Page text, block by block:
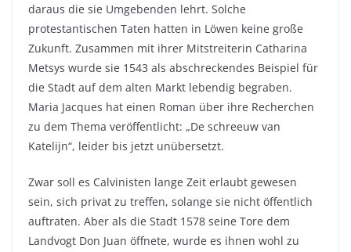
daraus die sie Umgebenden lehrt. Solche
protestantischen Taten hatten in Löwen keine große
Zukunft. Zusammen mit ihrer Mitstreiterin Catharina
Metsys wurde sie 1543 als abschreckendes Beispiel für
die Stadt auf dem alten Markt lebendig begraben.
Maria Jacques hat einen Roman über ihre Recherchen
zu dem Thema veröffentlicht: „De schreeuw van
Katelijn“, leider bis jetzt unübersetzt.
Zwar soll es Calvinisten lange Zeit erlaubt gewesen
sein, sich privat zu treffen, solange sie nicht öffentlich
auftraten. Aber als die Stadt 1578 seine Tore dem
Landvogt Don Juan öffnete, wurde es ihnen wohl zu